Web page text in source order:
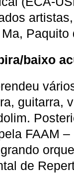
Paquito
baixo
guitarra,
FAAM
de